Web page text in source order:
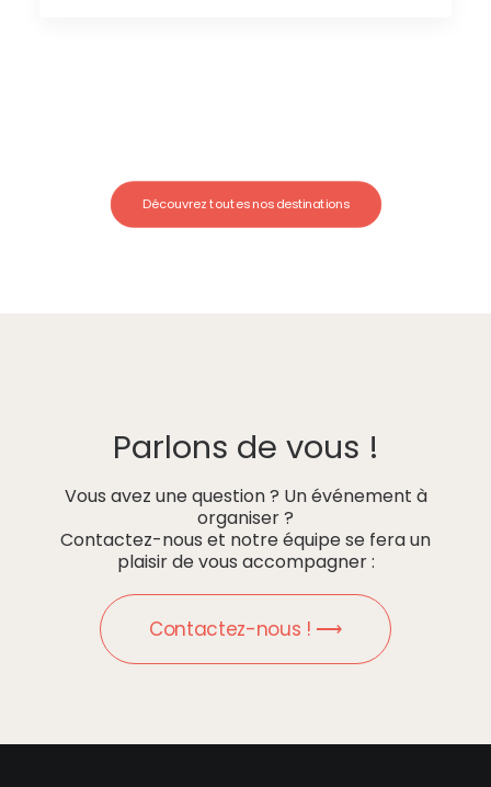
Découvrez toutes nos destinations
Parlons de vous !
Vous avez une question ? Un événement à
organiser ?
Contactez-nous et notre équipe se fera un
plaisir de vous accompagner :
Contactez-nous ! ⟶